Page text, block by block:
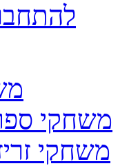
משחקי
משחקי